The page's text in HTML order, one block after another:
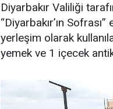
Diyarbakır Valiliği
“Diyarbakır’ın
yerleşim olarak
yemek ve 1 içecek